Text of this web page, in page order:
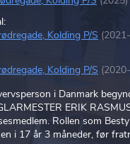
Kolding P/S
Kolding P/S
i Danmark
ERIK
Rollen som
i 17 år 3 måneder, før